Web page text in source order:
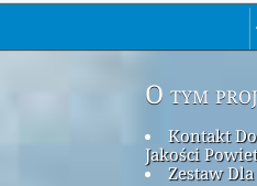
O tym
Kontakt
Jakości
Zestaw